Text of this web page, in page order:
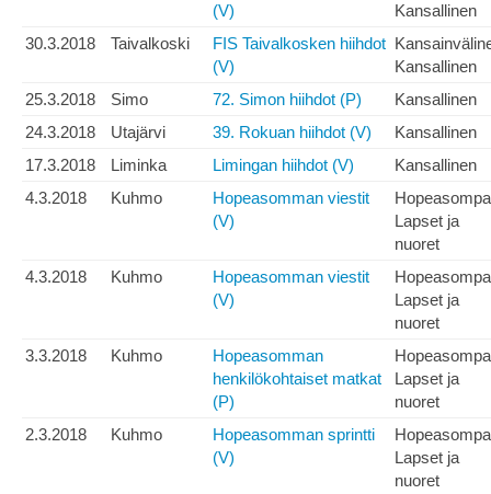
(V)
Kansallinen
30.3.2018
Taivalkoski
FIS Taivalkosken hiihdot
(V)
Kansallinen
25.3.2018
Simo 72. Simon hiihdot (P)
Kansallinen
24.3.2018
Utajärvi 39. Rokuan hiihdot (V)
Kansallinen
17.3.2018
Liminka Limingan hiihdot (V)
Kansallinen
4.3.2018
Kuhmo
Hopeasomman viestit
(V)
Hopeasompa
Lapset ja
nuoret
4.3.2018
Kuhmo
Hopeasomman viestit
(V)
Hopeasompa
Lapset ja
nuoret
3.3.2018
Kuhmo
Hopeasomman
henkilökohtaiset matkat
(P)
Hopeasompa
Lapset ja
nuoret
2.3.2018
Kuhmo
Hopeasomman sprintti
(V)
Hopeasompa
Lapset ja
nuoret